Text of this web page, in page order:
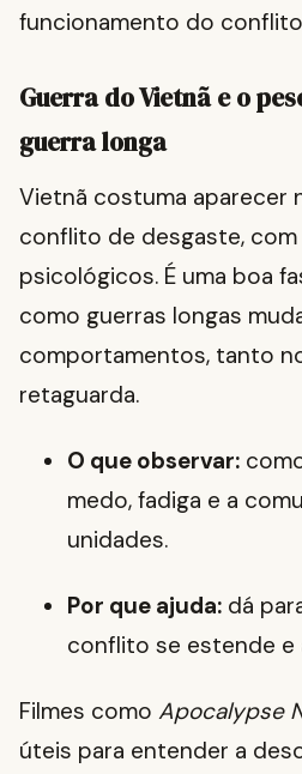
funcionamento do
Guerra do Vietnã e o
guerra longa
Vietnã costuma aparecer
conflito de desgaste,
psicológicos. É uma boa
como guerras longas
comportamentos, tanto
retaguarda.
O que observar:
medo, fadiga e a
unidades.
Por que ajuda: dá
conflito se estende e
Filmes como Apocalypse
úteis para entender a